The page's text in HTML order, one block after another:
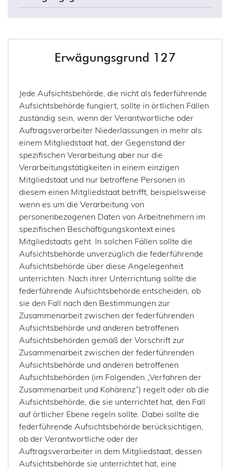
Erwägungsgrund 127
Jede Aufsichtsbehörde, die nicht als federführende
Aufsichtsbehörde fungiert, sollte in örtlichen Fällen
zuständig sein, wenn der Verantwortliche oder
Auftragsverarbeiter Niederlassungen in mehr als
einem Mitgliedstaat hat, der Gegenstand der
spezifischen Verarbeitung aber nur die
Verarbeitungstätigkeiten in einem einzigen
Mitgliedstaat und nur betroffene Personen in
diesem einen Mitgliedstaat betrifft, beispielsweise
wenn es um die Verarbeitung von
personenbezogenen Daten von Arbeitnehmern im
spezifischen Beschäftigungskontext eines
Mitgliedstaats geht. In solchen Fällen sollte die
Aufsichtsbehörde unverzüglich die federführende
Aufsichtsbehörde über diese Angelegenheit
unterrichten. Nach ihrer Unterrichtung sollte die
federführende Aufsichtsbehörde entscheiden, ob
sie den Fall nach den Bestimmungen zur
Zusammenarbeit zwischen der federführenden
Aufsichtsbehörde und anderen betroffenen
Aufsichtsbehörden gemäß der Vorschrift zur
Zusammenarbeit zwischen der federführenden
Aufsichtsbehörde und anderen betroffenen
Aufsichtsbehörden (im Folgenden „Verfahren der
Zusammenarbeit und Kohärenz”) regelt oder ob die
Aufsichtsbehörde, die sie unterrichtet hat, den Fall
auf örtlicher Ebene regeln sollte. Dabei sollte die
federführende Aufsichtsbehörde berücksichtigen,
ob der Verantwortliche oder der
Auftragsverarbeiter in dem Mitgliedstaat, dessen
Aufsichtsbehörde sie unterrichtet hat, eine